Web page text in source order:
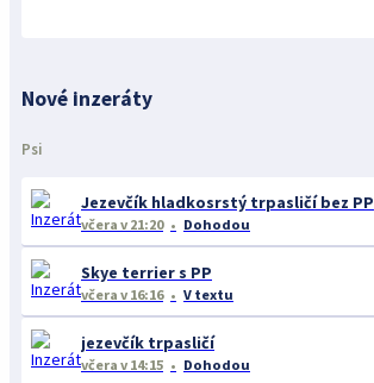
Nové inzeráty
Psi
Jezevčík hladkosrstý trpasličí bez PP
včera v 21:20 Dohodou
Skye terrier s PP
včera v 16:16 V textu
jezevčík trpasličí
včera v 14:15 Dohodou